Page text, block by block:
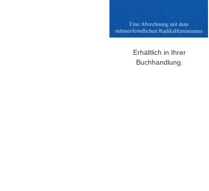
Erhältlich in Ihrer
Buchhandlung.